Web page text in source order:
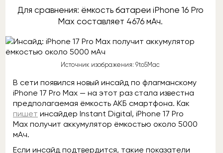
Для сравнения: ёмкость батареи iPhone 16 Pro
Max составляет 4676 мАч.
Источник изображения: 9to5Mac
В сети появился новый инсайд по флагманскому
iPhone 17 Pro Max — на этот раз стала известна
предполагаемая ёмкость АКБ смартфона. Как
пишет инсайдер Instant Digital, iPhone 17 Pro
Max получит аккумулятор ёмкостью около 5000
мАч.
Если инсайд подтвердится, такие показатели